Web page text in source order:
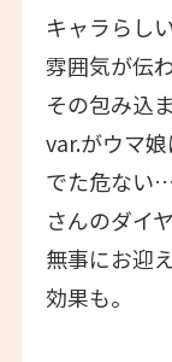
キャラらし
雰囲気が伝
その包み込
var.がウマ
でた危ない
さんのダイ
無事にお迎
効果も。